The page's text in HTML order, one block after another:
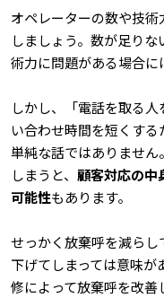
オペレーターの数や技
しましょう。数が足り
術力に問題がある場合に
しかし、「電話を取る
い合わせ時間を短くす
単純な話ではありませ
しまうと、 顧客対応の中
可能性もあります。
せっかく放棄呼を減ら
下げてしまっては意味
修によって放棄呼を改